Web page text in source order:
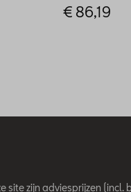
€ 86,19
site zijn adviesprijzen